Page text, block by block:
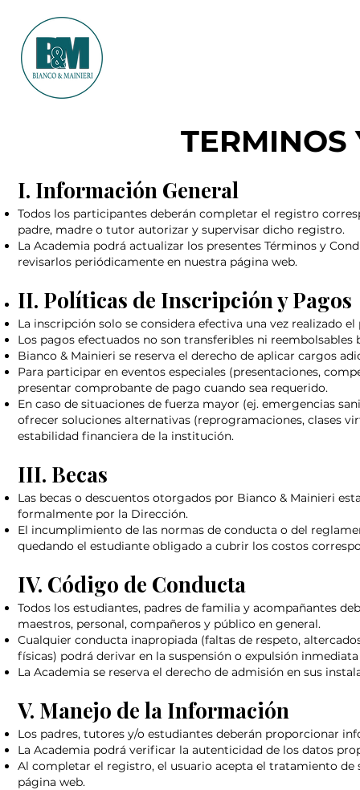
TERMINOS
I. Información General
Todos los participantes deberán completar el registro
padre, madre o tutor autorizar y supervisar dicho registro.
La Academia podrá actualizar los presentes Términos y
revisarlos periódicamente en nuestra página web.
II. Políticas de Inscripción y Pagos
La inscripción solo se considera efectiva una vez realizado
Los pagos efectuados no son transferibles ni
Bianco & Mainieri se reserva el derecho de aplicar cargos
Para participar en eventos especiales (presentaciones,
presentar comprobante de pago cuando sea requerido.
En caso de situaciones de fuerza mayor (ej. emergencias
ofrecer soluciones alternativas (reprogramaciones, clases
estabilidad financiera de la institución.
III. Becas
Las becas o descuentos otorgados por Bianco & Mainieri
formalmente por la Dirección.
El incumplimiento de las normas de conducta o del
quedando el estudiante obligado a cubrir los costos
IV. Código de Conducta
Todos los estudiantes, padres de familia y acompañantes
maestros, personal, compañeros y público en general.
Cualquier conducta inapropiada (faltas de respeto,
físicas) podrá derivar en la suspensión o expulsión
La Academia se reserva el derecho de admisión en sus
V. Manejo de la Información
Los padres, tutores y/o estudiantes deberán proporcionar
La Academia podrá verificar la autenticidad de los datos
Al completar el registro, el usuario acepta el tratamiento
página web.